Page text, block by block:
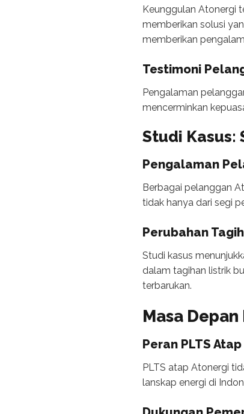
Keunggulan Atonergi
memberikan solusi
memberikan
Testimoni
Pengalaman
mencerminkan
Studi Kasus:
Pengalaman
Berbagai pelanggan
tidak hanya dari segi
Perubahan
Studi kasus
dalam tagihan listrik
terbarukan.
Masa
Peran PLTS
PLTS atap Atonergi
lanskap energi di